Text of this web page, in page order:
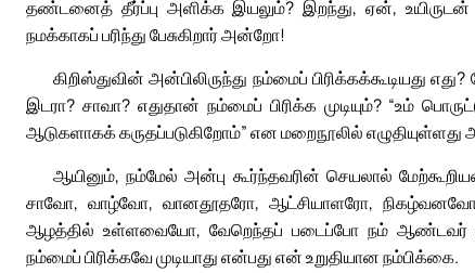
தண்டனைத் தீர்ப்பு அளிக்க இயலும்? இறந்து, ஏன், உயிருடன்
நமக்காகப் பரிந்து பேசுகிறார் அன்றோ!
கிறிஸ்துவின் அன்பிலிருந்து நம்மைப் பிரிக்கக்கூடியது
இடரா? சாவா? எதுதான் நம்மைப் பிரிக்க முடியும்? “உம்
ஆடுகளாகக் கருதப்படுகிறோம்” என மறைநூலில்
ஆயினும், நம்மேல் அன்பு கூர்ந்தவரின் செயலால்
சாவோ, வாழ்வோ, வானதூதரோ, ஆட்சியாளரோ,
ஆழத்தில் உள்ளவையோ, வேறெந்தப் படைப்போ நம் ஆண்டவர்
நம்மைப் பிரிக்கவே முடியாது என்பது என் உறுதியான நம்பிக்கை.